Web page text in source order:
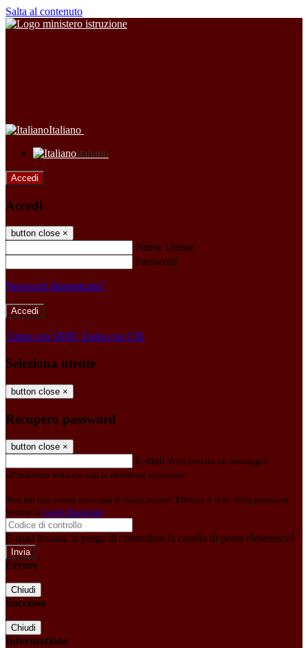
Salta al contenuto
Italiano
Italiano
Accedi
Accedi
button close ×
Nome Utente
Password
Password dimenticata?
-
Entra con SPID Entra con CIE
Seleziona utente
button close ×
Recupero password
button close ×
E-mail Verrà inviato un messaggio
all'indirizzo indicato con le istruzioni necessarie.
Non hai una e-mail associata al nome utente? Effettua il reset della password
tramite la Login Spaggiari
E-mail inviata, si prega di controllare la casella di posta elettronica!
Errore
Chiudi
Successo
Chiudi
Informazione